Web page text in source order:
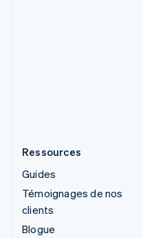
Ressources
Guides
Témoignages de nos
clients
Blogue